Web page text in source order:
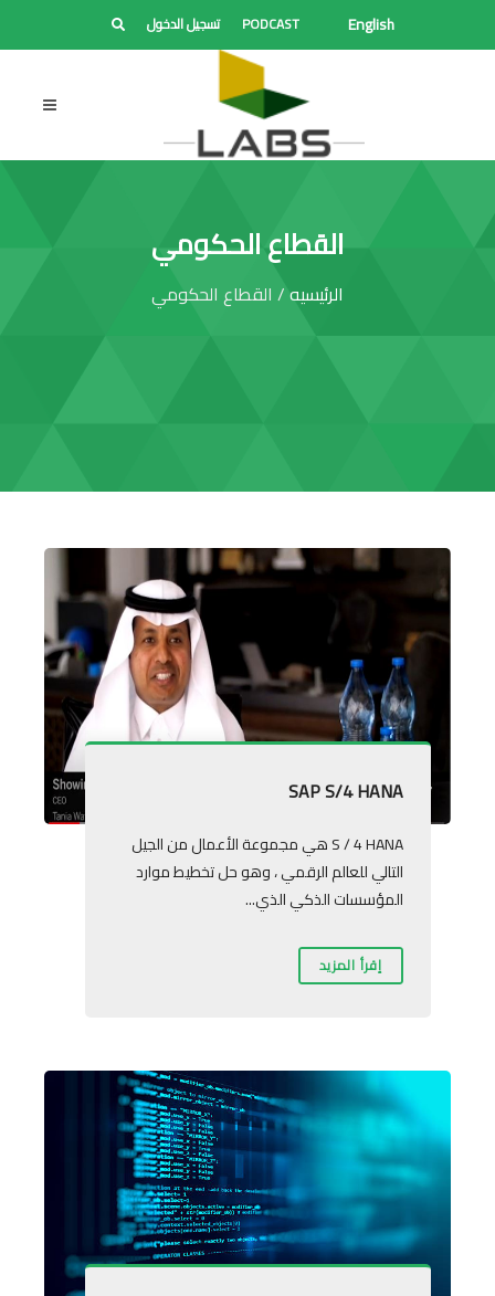
PODCAST تسجيل الدخول
القطاع الحكومي
الرئيسيه/ القطاع الحكومي
English
SAP S/4 HANA
S / 4 HANA هي مجموعة الأعمال من الجيل
التالي للعالم الرقمي ، وهو حل تخطيط موارد
المؤسسات الذكي الذي...
إقرأ المزيد